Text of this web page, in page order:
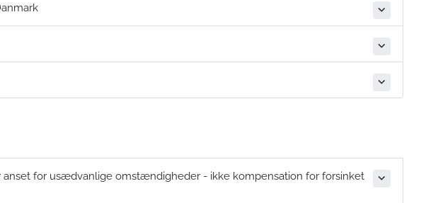
anset for usædvanlige omstændigheder - ikke kompensation for forsinket